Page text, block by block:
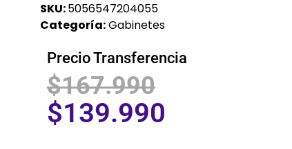
SKU:5056547204055
Categoría:Gabinetes
Precio Transferencia
$167.990
$139.990